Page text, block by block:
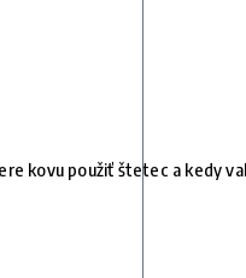
kovu použiť štetec a kedy